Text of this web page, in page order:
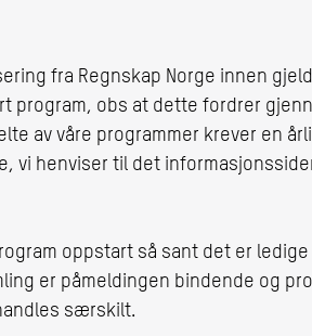
fra Regnskap Norge innen
program, obs at dette fordrer
av våre programmer krever en
vi henviser til det
oppstart så sant det er
er påmeldingen bindende og
særskilt.